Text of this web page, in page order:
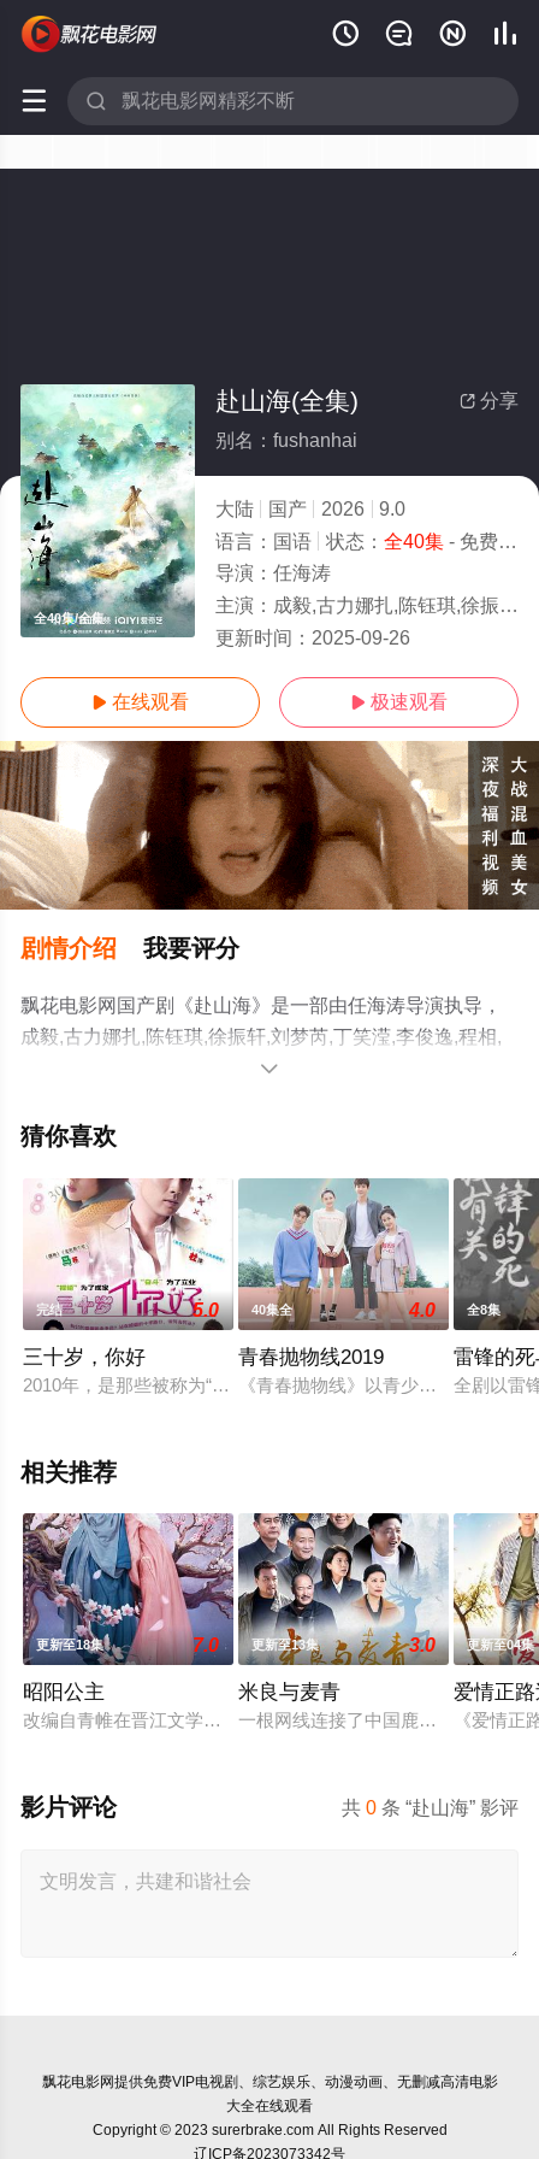
   
 
全40集/全集
 分享
赴山海(全集)
别名：fushanhai
大陆 国产 2026
9.0
语言： 国语 状态： 全40集- 免费在线观看
导演： 任海涛
主演： 成毅,古力娜扎,陈钰琪,徐振轩,刘梦芮,丁笑滢,李俊逸,程相,张晓晨,杨丽菁,秋风,陈熹熹,
更新时间： 2025-09-26
 在线观看  极速观看
剧情介绍 我要评分
飘花电影网国产剧《赴山海》是一部由任海涛导演执导，
成毅,古力娜扎,陈钰琪,徐振轩,刘梦芮,丁笑滢,李俊逸,程相,
张晓晨,杨丽菁,秋风,陈熹熹,等演员精彩演绎的大陆电视
删减完整版电视剧全集就上飘花影院，更多相关信息可移

猜你喜欢
完结 5.0
三十岁，你好
2010年，是那些被称为“温室的花朵”、“小太阳”的80后整体进
40集全 4.0
青春抛物线2019
《青春抛物线》以青少年排球竞技
全8集
雷锋的
全剧以雷
相关推荐
更新至18集 7.0
昭阳公主
改编自青帷在晋江文学城的小说《平阳公主》。
更新至13集 3.0
米良与麦青
一根网线连接了中国鹿鸣村和英国牛
更新至04集
爱情正
《爱情
共0 条 “赴山海” 影评
影片评论
飘花电影网提供免费VIP电视剧、综艺娱乐、动漫动画、无删减高清电影
大全在线观看
Copyright © 2023 surerbrake.com All Rights Reserved
辽ICP备2023073342号